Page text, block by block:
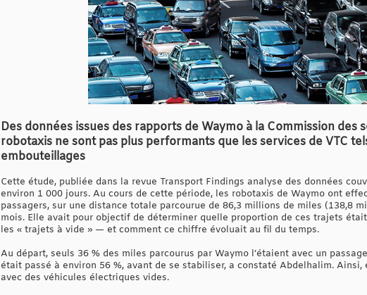
Des données issues des rapports de Waymo à la Commission
robotaxis ne sont pas plus performants que les services de VTC
embouteillages
Cette étude, publiée dans la revue Transport Findings analyse des données
environ 1 000 jours. Au cours de cette période, les robotaxis de Waymo ont
passagers, sur une distance totale parcourue de 86,3 millions de miles (138,8
mois. Elle avait pour objectif de déterminer quelle proportion de ces trajets
les « trajets à vide » — et comment ce chiffre évoluait au fil du temps.
Au départ, seuls 36 % des miles parcourus par Waymo l’étaient avec un
était passé à environ 56 %, avant de se stabiliser, a constaté Abdelhalim.
avec des véhicules électriques vides.